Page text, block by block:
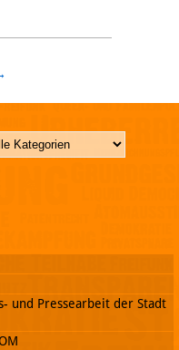
und Pressearbeit der Stadt